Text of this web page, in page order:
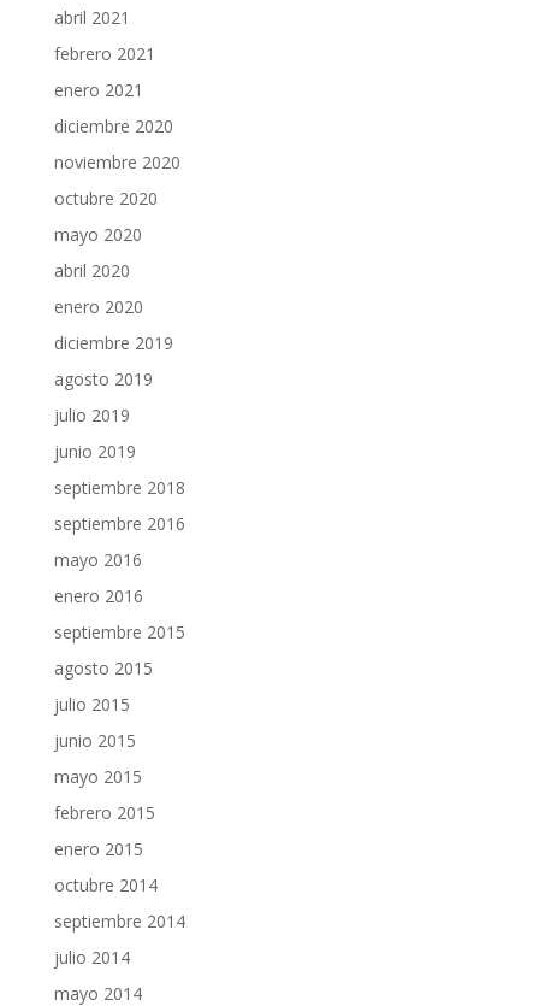
abril 2021
febrero 2021
enero 2021
diciembre 2020
noviembre 2020
octubre 2020
mayo 2020
abril 2020
enero 2020
diciembre 2019
agosto 2019
julio 2019
junio 2019
septiembre 2018
septiembre 2016
mayo 2016
enero 2016
septiembre 2015
agosto 2015
julio 2015
junio 2015
mayo 2015
febrero 2015
enero 2015
octubre 2014
septiembre 2014
julio 2014
mayo 2014